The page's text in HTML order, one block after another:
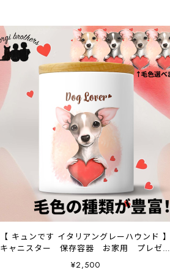
【 キュンです イタリアングレーハウンド 】
キャニスター 保存容器 お家用 プレゼン
ト 犬 ペット うちの子 犬グッズ
¥2,500